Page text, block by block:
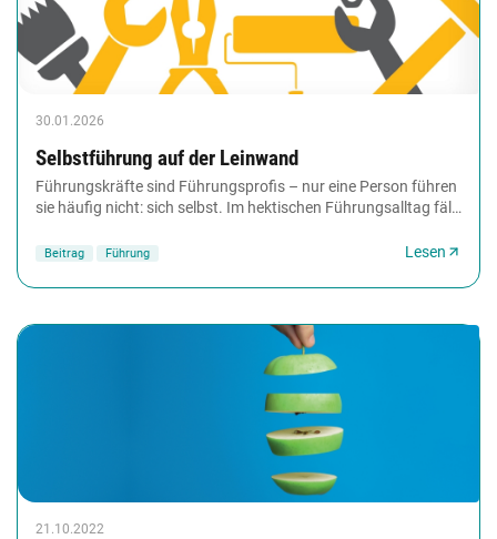
30.01.2026
Selbstführung auf der Leinwand
Führungskräfte sind Führungsprofis – nur eine Person führen
sie häufig nicht: sich selbst. Im hektischen Führungsalltag fällt
Beitrag Führung Lesen
21.10.2022